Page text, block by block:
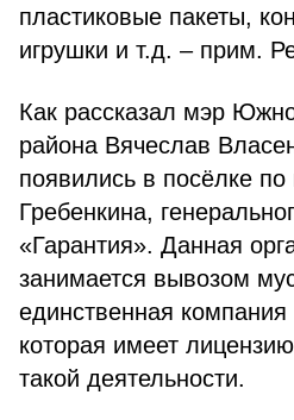
пластиковые пакеты,
игрушки и т.д. – прим.
Как рассказал мэр
района Вячеслав
появились в посёлке
Гребенкина,
«Гарантия». Данная
занимается вывозом
единственная
которая имеет
такой деятельности.